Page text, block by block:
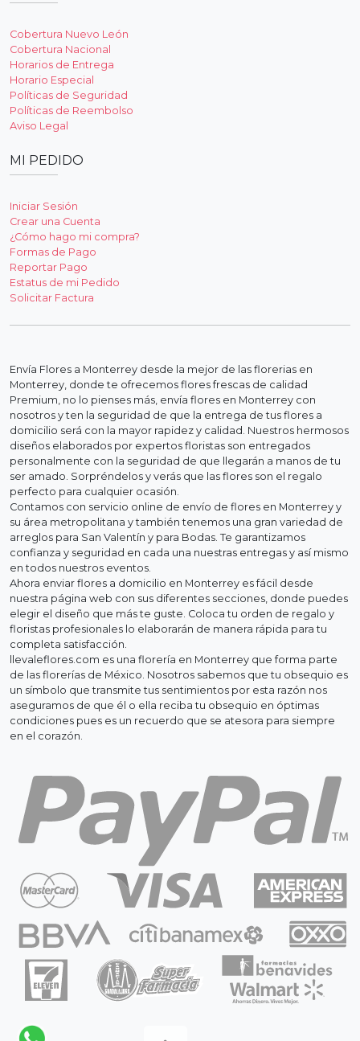
Cobertura Nuevo León
Cobertura Nacional
Horarios de Entrega
Horario Especial
Políticas de Seguridad
Políticas de Reembolso
Aviso Legal
MI PEDIDO
Iniciar Sesión
Crear una Cuenta
¿Cómo hago mi compra?
Formas de Pago
Reportar Pago
Estatus de mi Pedido
Solicitar Factura
Envía Flores a Monterrey desde la mejor de las florerias en
Monterrey, donde te ofrecemos flores frescas de calidad
Premium, no lo pienses más, envía flores en Monterrey con
nosotros y ten la seguridad de que la entrega de tus flores a
domicilio será con la mayor rapidez y calidad. Nuestros hermosos
diseños elaborados por expertos floristas son entregados
personalmente con la seguridad de que llegarán a manos de tu
ser amado. Sorpréndelos y verás que las flores son el regalo
perfecto para cualquier ocasión.
Contamos con servicio online de envío de flores en Monterrey y
su área metropolitana y también tenemos una gran variedad de
arreglos para San Valentín y para Bodas. Te garantizamos
confianza y seguridad en cada una nuestras entregas y así mismo
en todos nuestros eventos.
Ahora enviar flores a domicilio en Monterrey es fácil desde
nuestra página web con sus diferentes secciones, donde puedes
elegir el diseño que más te guste. Coloca tu orden de regalo y
floristas profesionales lo elaborarán de manera rápida para tu
completa satisfacción.
llevaleflores.com es una florería en Monterrey que forma parte
de las florerías de México. Nosotros sabemos que tu obsequio es
un símbolo que transmite tus sentimientos por esta razón nos
aseguramos de que él o ella reciba tu obsequio en óptimas
condiciones pues es un recuerdo que se atesora para siempre
en el corazón.